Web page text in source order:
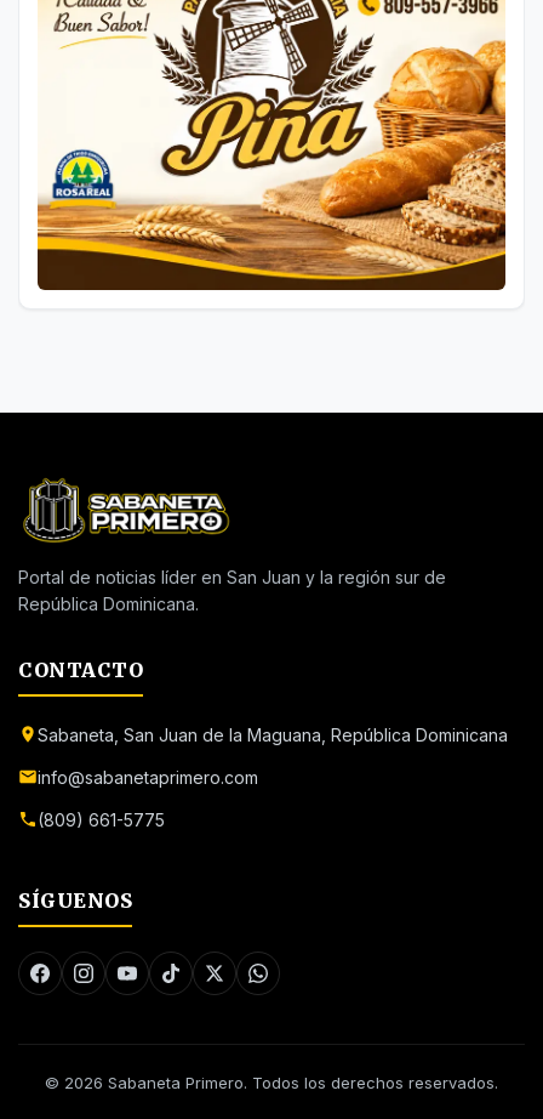
Portal de noticias líder en San Juan y la región sur de
República Dominicana.
CONTACTO
Sabaneta, San Juan de la Maguana, República Dominicana
info@sabanetaprimero.com
(809) 661-5775
SÍGUENOS
© 2026 Sabaneta Primero. Todos los derechos reservados.